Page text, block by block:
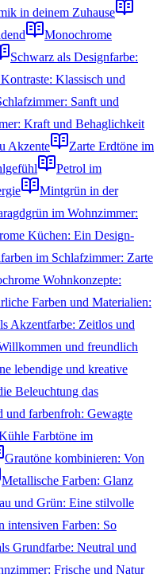
in deinem Zuhause
Monochrome
Schwarz als Designfarbe:
Klassisch und
Sanft und
Kraft und Behaglichkeit
Akzente
Zarte Erdtöne im
Petrol im
Mintgrün in der
im Wohnzimmer:
Küchen: Ein Design-
im Schlafzimmer: Zarte
Wohnkonzepte:
Farben und Materialien:
Akzentfarbe: Zeitlos und
und freundlich
lebendige und kreative
Beleuchtung das
und farbenfroh: Gewagte
Farbtöne im
Grautöne kombinieren: Von
Metallische Farben: Glanz
und Grün: Eine stilvolle
intensiven Farben: So
Grundfarbe: Neutral und
Frische und Natur